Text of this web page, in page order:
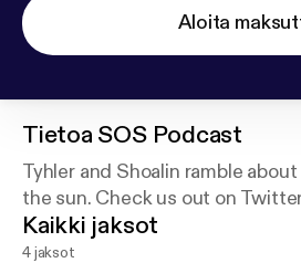
Aloita
Tietoa SOS Podcast
Tyhler and Shoalin ramble
the sun. Check us out on
Kaikki jaksot
4 jaksot